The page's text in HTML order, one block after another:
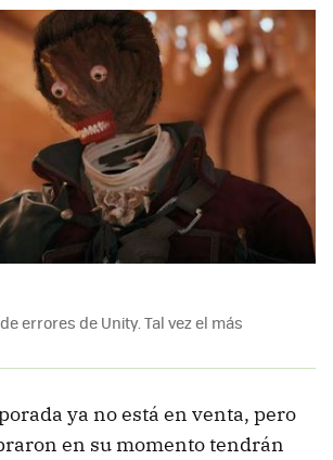
errores de Unity. Tal vez el más
ya no está en venta, pero
en su momento tendrán